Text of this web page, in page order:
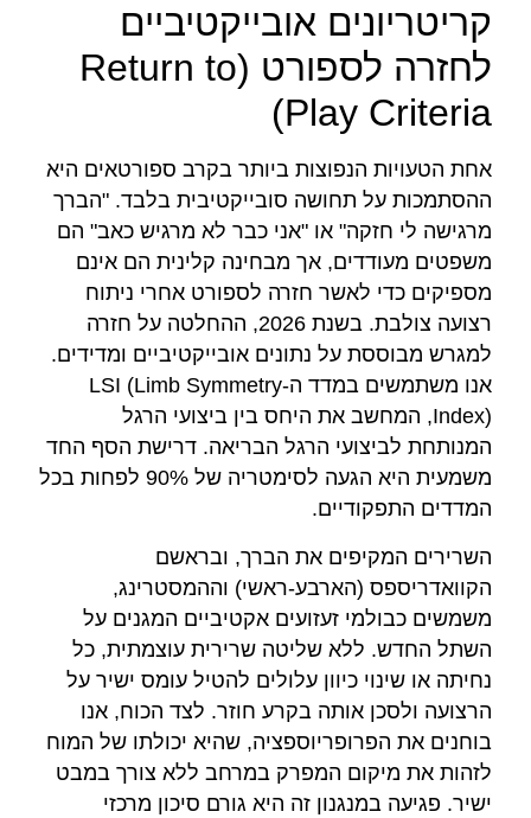
קריטריונים אובייקטיביים
לחזרה לספורט (Return to
Play Criteria)
אחת הטעויות הנפוצות ביותר בקרב ספורטאים היא
ההסתמכות על תחושה סובייקטיבית בלבד. "הברך
מרגישה לי חזקה" או "אני כבר לא מרגיש כאב" הם
משפטים מעודדים, אך מבחינה קלינית הם אינם
מספיקים כדי לאשר חזרה לספורט אחרי ניתוח
רצועה צולבת. בשנת 2026, ההחלטה על חזרה
למגרש מבוססת על נתונים אובייקטיביים ומדידים.
אנו משתמשים במדד ה-LSI (Limb Symmetry
Index), המחשב את היחס בין ביצועי הרגל
המנותחת לביצועי הרגל הבריאה. דרישת הסף החד
משמעית היא הגעה לסימטריה של 90% לפחות בכל
המדדים התפקודיים.
השרירים המקיפים את הברך, ובראשם
הקוואדריספס (הארבע-ראשי) וההמסטרינג,
משמשים כבולמי זעזועים אקטיביים המגנים על
השתל החדש. ללא שליטה שרירית עוצמתית, כל
נחיתה או שינוי כיוון עלולים להטיל עומס ישיר על
הרצועה ולסכן אותה בקרע חוזר. לצד הכוח, אנו
בוחנים את הפרופריוספציה, שהיא יכולתו של המוח
לזהות את מיקום המפרק במרחב ללא צורך במבט
ישיר. פגיעה במנגנון זה היא גורם סיכון מרכזי